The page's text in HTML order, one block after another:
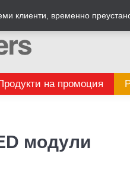
калкулатор
на промоция
модули
клиенти, временно